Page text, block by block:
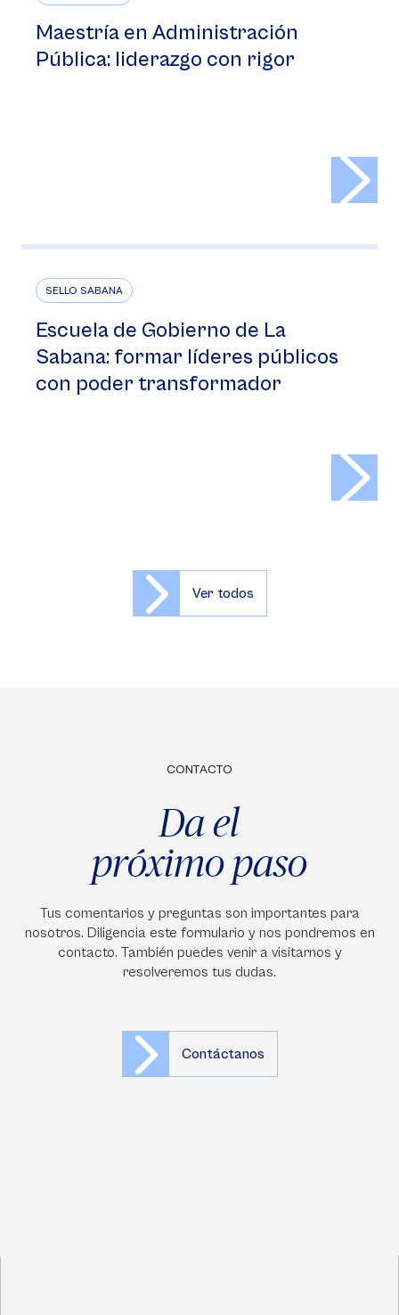
Maestría en Administración
Pública: liderazgo con rigor
SELLO SABANA
Escuela de Gobierno de La
Sabana: formar líderes públicos
con poder transformador
Ver todos
CONTACTO
Da el
próximo paso
Tus comentarios y preguntas son importantes para
nosotros. Diligencia este formulario y nos pondremos en
contacto. También puedes venir a visitarnos y
resolveremos tus dudas.
Contáctanos